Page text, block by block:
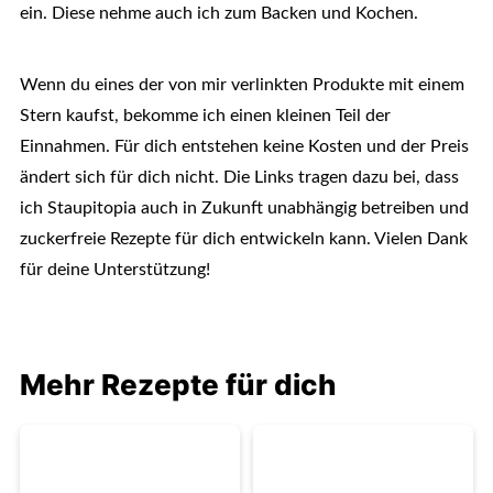
ein. Diese nehme auch ich zum Backen und Kochen.
Wenn du eines der von mir verlinkten Produkte mit einem
Stern kaufst, bekomme ich einen kleinen Teil der
Einnahmen. Für dich entstehen keine Kosten und der Preis
ändert sich für dich nicht. Die Links tragen dazu bei, dass
ich Staupitopia auch in Zukunft unabhängig betreiben und
zuckerfreie Rezepte für dich entwickeln kann. Vielen Dank
für deine Unterstützung!
Mehr Rezepte für dich